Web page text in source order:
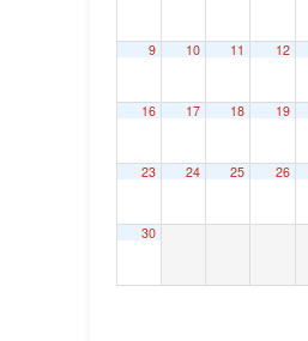
9 10 11 12
16 17 18 19
23 24 25 26
30